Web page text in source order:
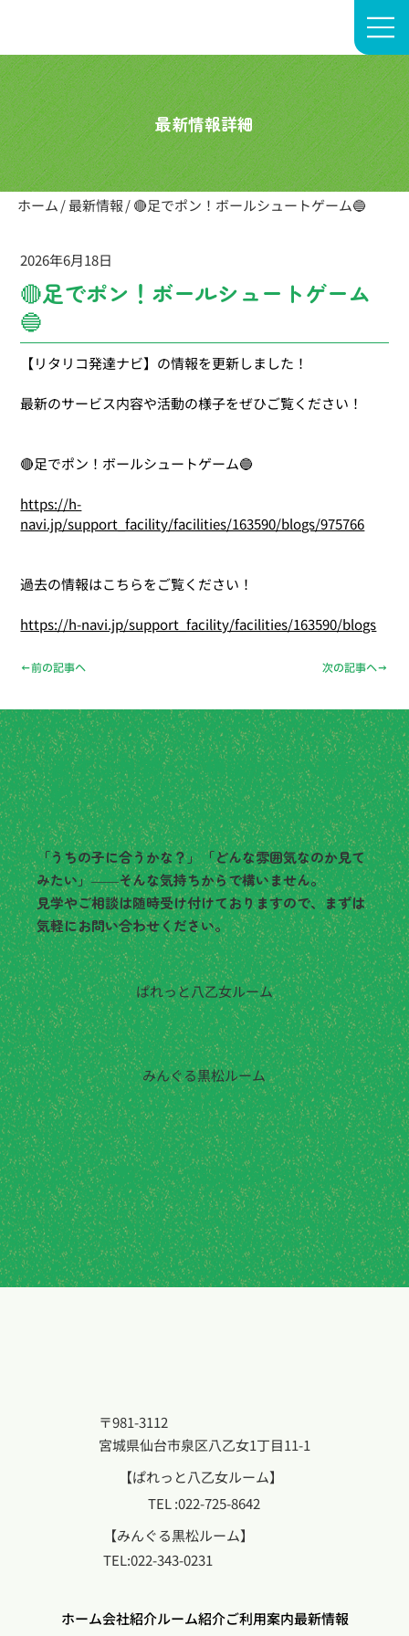
最新情報詳細
ホーム/最新情報/🔴足でポン！ボールシュートゲーム🔵
2026年6月18日
🔴足でポン！ボールシュートゲーム
🔵
【リタリコ発達ナビ】の情報を更新しました！
最新のサービス内容や活動の様子をぜひご覧ください！
🔴足でポン！ボールシュートゲーム🔵
https://h-
navi.jp/support_facility/facilities/163590/blogs/975766
過去の情報はこちらをご覧ください！
https://h-navi.jp/support_facility/facilities/163590/blogs
←前の記事へ 次の記事へ→
まずは見学・ご相談から、お気
軽にどうぞ
「うちの子に合うかな？」「どんな雰囲気なのか見て
みたい」――そんな気持ちからで構いません。
見学やご相談は随時受け付けておりますので、まずは
気軽にお問い合わせください。
ぱれっと八乙女ルーム
022-725-8642
みんぐる黒松ルーム
022-343-0231
メールでお問い合わせ
〒981-3112
宮城県仙台市泉区八乙女1丁目11-1
​【ぱれっと八乙女ルーム】
TEL :022-725-8642
【みんぐる黒松ルーム】
TEL:022-343-0231
ホーム会社紹介ルーム紹介ご利用案内最新情報